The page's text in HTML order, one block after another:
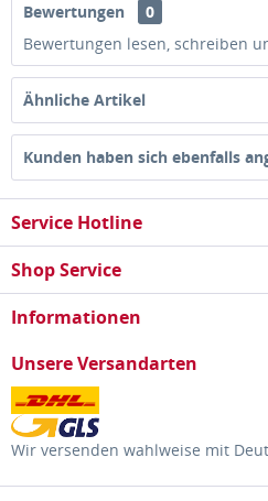
Bewertungen
0
Bewertungen lesen, schreiben
Ähnliche Artikel
Kunden haben sich ebenfalls
Service Hotline
Shop Service
Informationen
Unsere Versandarten
Wir versenden wahlweise mit